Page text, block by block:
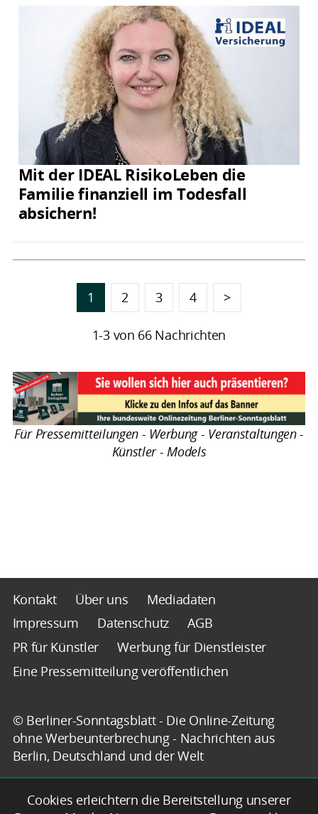
Mit der IDEAL RisikoLeben die
Familie finanziell im Todesfall
absichern!
1 2 3 4 >
1-3 von 66 Nachrichten
Für Pressemitteilungen - Werbung - Veranstaltungen -
Künstler - Models
Kontakt Über uns
Mediadaten
Impressum
Datenschutz
AGB
PR für Künstler
Werbung für Dienstleister
Eine Pressemitteilung veröffentlichen
© Berliner-Sonntagsblatt - Die Online-Zeitung
ohne Werbeunterbrechung - Nachrichten aus
Berlin, Deutschland und der Welt
Cookies erleichtern die Bereitstellung unserer